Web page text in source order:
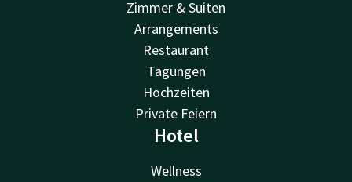
Zimmer & Suiten
Arrangements
Restaurant
Tagungen
Hochzeiten
Private Feiern
Hotel
Wellness